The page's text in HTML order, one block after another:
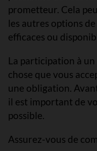
prometteur. Cela
les autres options
efficaces ou
La participation à
chose que vous
une obligation.
il est important de
possible.
Assurez-vous de